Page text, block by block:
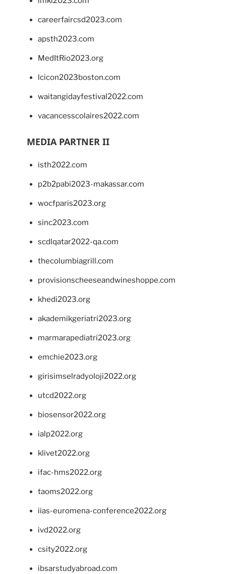
careerfaircsd2023.com
apsth2023.com
MedItRio2023.org
lcicon2023boston.com
waitangidayfestival2022.com
vacancesscolaires2022.com
MEDIA PARTNER II
isth2022.com
p2b2pabi2023-makassar.com
wocfparis2023.org
sinc2023.com
scdlqatar2022-qa.com
thecolumbiagrill.com
provisionscheeseandwineshoppe.com
khedi2023.org
akademikgeriatri2023.org
marmarapediatri2023.org
emchie2023.org
girisimselradyoloji2022.org
utcd2022.org
biosensor2022.org
ialp2022.org
klivet2022.org
ifac-hms2022.org
taoms2022.org
iias-euromena-conference2022.org
ivd2022.org
csity2022.org
ibsarstudyabroad.com